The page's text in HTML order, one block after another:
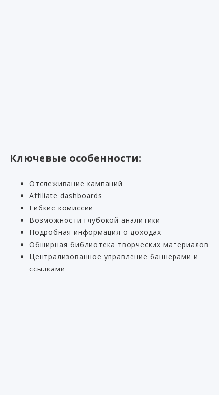
Ключевые особенности:
Отслеживание кампаний
Affiliate dashboards
Гибкие комиссии
Возможности глубокой аналитики
Подробная информация о доходах
Обширная библиотека творческих материалов
Централизованное управление баннерами и
ссылками